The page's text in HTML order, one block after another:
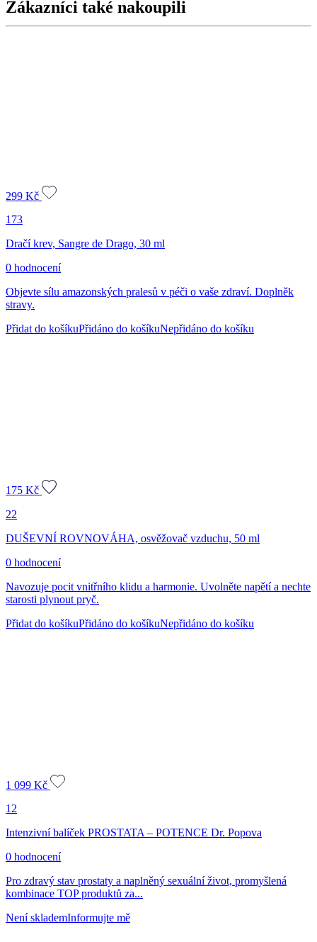
Zákazníci také nakoupili
299 Kč
173
Dračí krev, Sangre de Drago, 30 ml
0 hodnocení
Objevte sílu amazonských pralesů v péči o vaše zdraví. Doplněk
stravy.
Přidat do košíkuPřidáno do košíkuNepřidáno do košíku
175 Kč
22
DUŠEVNÍ ROVNOVÁHA, osvěžovač vzduchu, 50 ml
0 hodnocení
Navozuje pocit vnitřního klidu a harmonie. Uvolněte napětí a nechte
starosti plynout pryč.
Přidat do košíkuPřidáno do košíkuNepřidáno do košíku
1 099 Kč
12
Intenzivní balíček PROSTATA – POTENCE Dr. Popova
0 hodnocení
Pro zdravý stav prostaty a naplněný sexuální život, promyšlená
kombinace TOP produktů za...
Není sklademInformujte mě